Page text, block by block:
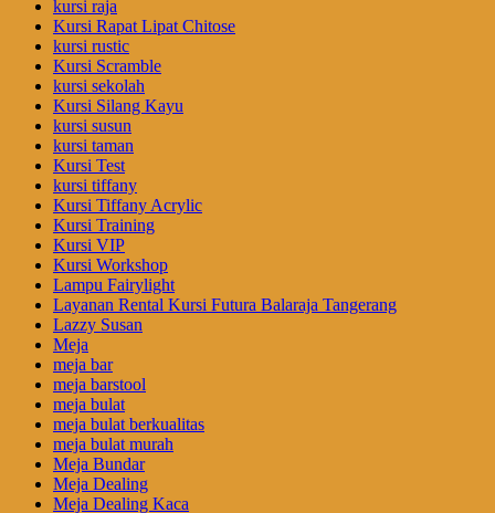
kursi raja
Kursi Rapat Lipat Chitose
kursi rustic
Kursi Scramble
kursi sekolah
Kursi Silang Kayu
kursi susun
kursi taman
Kursi Test
kursi tiffany
Kursi Tiffany Acrylic
Kursi Training
Kursi VIP
Kursi Workshop
Lampu Fairylight
Layanan Rental Kursi Futura Balaraja Tangerang
Lazzy Susan
Meja
meja bar
meja barstool
meja bulat
meja bulat berkualitas
meja bulat murah
Meja Bundar
Meja Dealing
Meja Dealing Kaca